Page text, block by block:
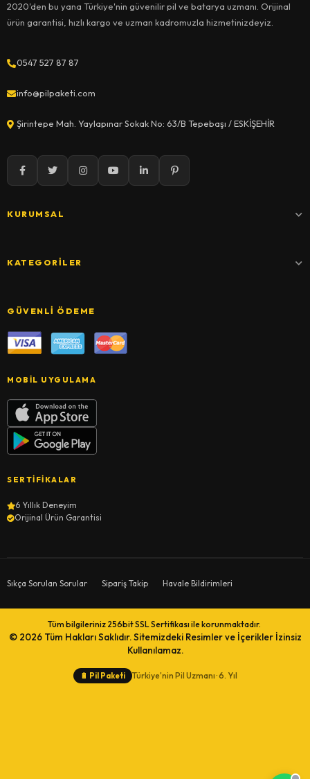
2020'den bu yana Türkiye'nin güvenilir pil ve batarya uzmanı. Orijinal
ürün garantisi, hızlı kargo ve uzman kadromuzla hizmetinizdeyiz.
0547 527 87 87
info@pilpaketi.com
Şirintepe Mah. Yaylapınar Sokak No: 63/B Tepebaşı / ESKİŞEHİR
KURUMSAL
KATEGORILER
GÜVENLI ÖDEME
MOBIL UYGULAMA
SERTIFIKALAR
6 Yıllık Deneyim
Orijinal Ürün Garantisi
Sıkça Sorulan Sorular Sipariş Takip Havale Bildirimleri
Tüm bilgileriniz 256bit SSL Sertifikası ile korunmaktadır.
© 2026 Tüm Hakları Saklıdır. Sitemizdeki Resimler ve İçerikler İzinsiz
Kullanılamaz.
🔋 Pil Paketi Türkiye'nin Pil Uzmanı · 6. Yıl